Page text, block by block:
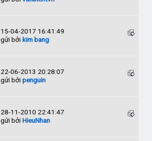
15-04-2017 16:41:49
gửi bởi kim bang
22-06-2013 20:28:07
gửi bởipenguin
28-11-2010 22:41:47
gửi bởiHieuNhan